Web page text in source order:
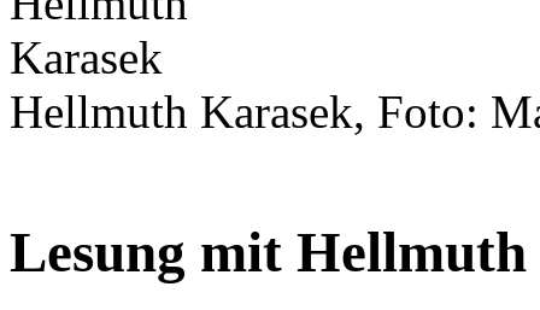
Hellmuth Karasek, Foto:
Lesung mit